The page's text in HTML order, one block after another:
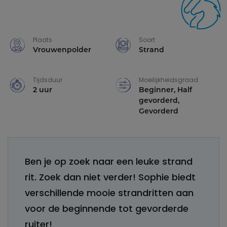
Plaats
Vrouwenpolder
Soort
Strand
Tijdsduur
2 uur
Moeilijkheidsgraad
Beginner, Half
gevorderd,
Gevorderd
Ben je op zoek naar een leuke strand
rit. Zoek dan niet verder! Sophie biedt
verschillende mooie strandritten aan
voor de beginnende tot gevorderde
ruiter!